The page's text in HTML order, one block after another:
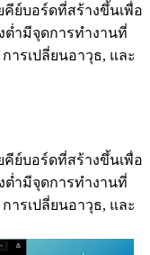
ย์บอร์ดที่สร้างขึ้นเพื่อ
ต่ำมีจุดการทำงานที่
ารเปลี่ยนอาวุธ, และ
ย์บอร์ดที่สร้างขึ้นเพื่อ
ต่ำมีจุดการทำงานที่
ารเปลี่ยนอาวุธ, และ